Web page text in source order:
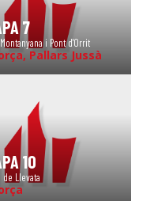
7
i Pont d'Orrit
Pallars Jussà
10
de Llevata